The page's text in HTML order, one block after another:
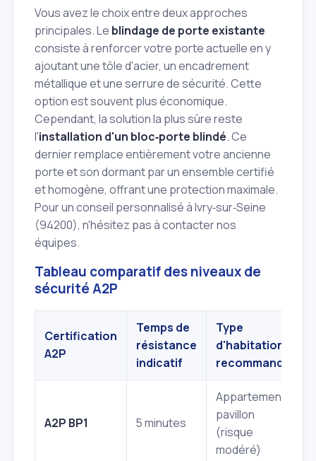
Vous avez le choix entre deux approches
principales. Le blindage de porte existante
consiste à renforcer votre porte actuelle en y
ajoutant une tôle d'acier, un encadrement
métallique et une serrure de sécurité. Cette
option est souvent plus économique.
Cependant, la solution la plus sûre reste
l'installation d'un bloc‑porte blindé. Ce
dernier remplace entièrement votre ancienne
porte et son dormant par un ensemble certifié
et homogène, offrant une protection maximale.
Pour un conseil personnalisé à Ivry‑sur‑Seine
(94200), n'hésitez pas à contacter nos
équipes.
Tableau comparatif des niveaux de
sécurité A2P
Certification
A2P
Temps de
résistance
indicatif
Type
d'habitation
recommandé
A2P BP1 5 minutes
Appartement,
pavillon
(risque
modéré)